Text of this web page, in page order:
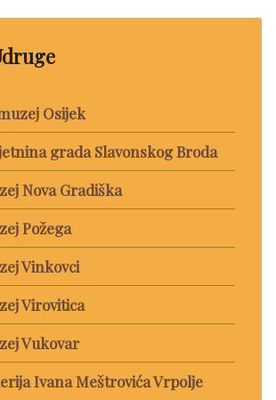
Osijek
grada Slavonskog Broda
Nova Gradiška
Požega
Vinkovci
Virovitica
Vukovar
Ivana Meštrovića Vrpolje